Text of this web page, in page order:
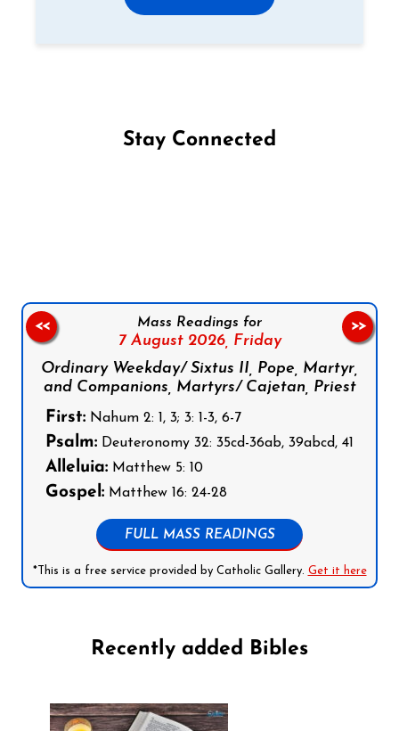
Stay Connected
Mass Readings for
7 August 2026, Friday
Ordinary Weekday/ Sixtus II, Pope, Martyr,
and Companions, Martyrs/ Cajetan, Priest
First: Nahum 2: 1, 3; 3: 1-3, 6-7
Psalm: Deuteronomy 32: 35cd-36ab, 39abcd, 41
Alleluia: Matthew 5: 10
Gospel: Matthew 16: 24-28
FULL MASS READINGS
*This is a free service provided by Catholic Gallery. Get it here
<< >>
Recently added Bibles